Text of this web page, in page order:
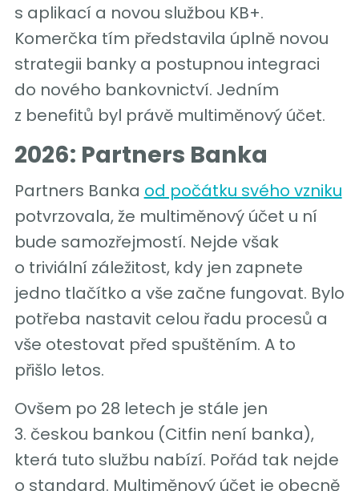
s aplikací a novou službou KB+.
Komerčka tím představila úplně novou
strategii banky a postupnou integraci
do nového bankovnictví. Jedním
z benefitů byl právě multiměnový účet.
2026: Partners Banka
Partners Banka od počátku svého vzniku
potvrzovala, že multiměnový účet u ní
bude samozřejmostí. Nejde však
o triviální záležitost, kdy jen zapnete
jedno tlačítko a vše začne fungovat. Bylo
potřeba nastavit celou řadu procesů a
vše otestovat před spuštěním. A to
přišlo letos.
Ovšem po 28 letech je stále jen
3. českou bankou (Citfin není banka),
která tuto službu nabízí. Pořád tak nejde
o standard. Multiměnový účet je obecně